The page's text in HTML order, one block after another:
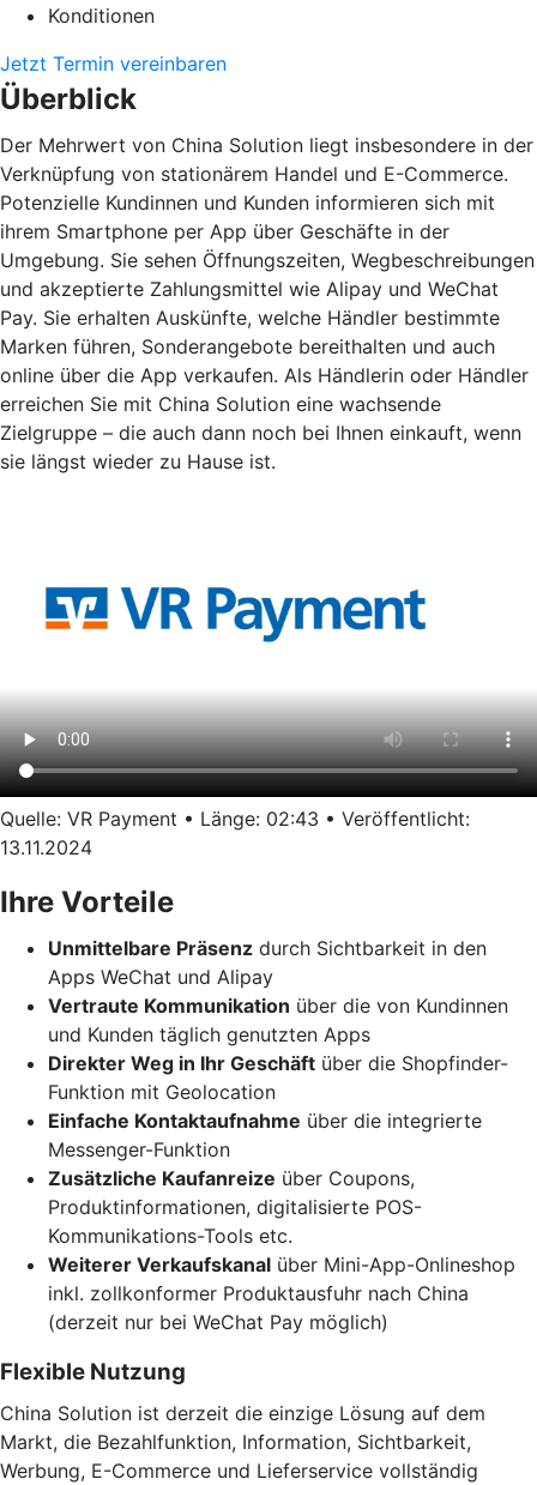
Konditionen
Jetzt Termin vereinbaren
Überblick
Der Mehrwert von China Solution liegt insbesondere in der
Verknüpfung von stationärem Handel und E-Commerce.
Potenzielle Kundinnen und Kunden informieren sich mit
ihrem Smartphone per App über Geschäfte in der
Umgebung. Sie sehen Öffnungszeiten, Wegbeschreibungen
und akzeptierte Zahlungsmittel wie Alipay und WeChat
Pay. Sie erhalten Auskünfte, welche Händler bestimmte
Marken führen, Sonderangebote bereithalten und auch
online über die App verkaufen. Als Händlerin oder Händler
erreichen Sie mit China Solution eine wachsende
Zielgruppe – die auch dann noch bei Ihnen einkauft, wenn
sie längst wieder zu Hause ist.
Quelle: VR Payment • Länge: 02:43 • Veröffentlicht:
13.11.2024
Ihre Vorteile
Unmittelbare Präsenz durch Sichtbarkeit in den
Apps WeChat und Alipay
Vertraute Kommunikation über die von Kundinnen
und Kunden täglich genutzten Apps
Direkter Weg in Ihr Geschäft über die Shopfinder-
Funktion mit Geolocation
Einfache Kontaktaufnahme über die integrierte
Messenger-Funktion
Zusätzliche Kaufanreize über Coupons,
Produktinformationen, digitalisierte POS-
Kommunikations-Tools etc.
Weiterer Verkaufskanal über Mini-App-Onlineshop
inkl. zollkonformer Produktausfuhr nach China
(derzeit nur bei WeChat Pay möglich)
Flexible Nutzung
China Solution ist derzeit die einzige Lösung auf dem
Markt, die Bezahlfunktion, Information, Sichtbarkeit,
Werbung, E-Commerce und Lieferservice vollständig